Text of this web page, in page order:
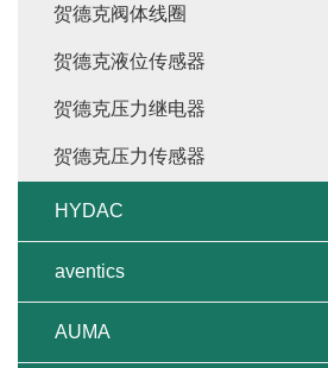
贺德克阀体线圈
贺德克液位传感器
贺德克压力继电器
贺德克压力传感器
HYDAC
aventics
AUMA